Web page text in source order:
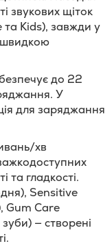
звукових щіток
Kids), завжди у
швидкою
до 22
У
для заряджання
хв
та гладкості.
Sensitive
Gum Care
— створені